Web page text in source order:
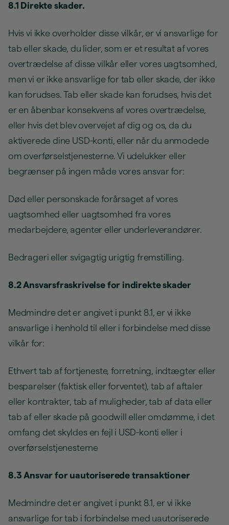
8.1 Direkte skader.
Hvis vi ikke overholder disse vilkår, er vi ansvarlige for
tab eller skade, du lider, som er et resultat af vores
overtrædelse af disse vilkår eller vores uagtsomhed,
men vi er ikke ansvarlige for tab eller skade, der ikke
kan forudses. Tab eller skade kan forudses, hvis det
er en åbenbar konsekvens af vores overtrædelse,
eller hvis det blev overvejet af dig og os, da du
aktiverede dine USD-konti, eller når du anmodede
om overførselstjenesterne. Vi udelukker eller
begrænser på ingen måde vores ansvar for:
Død eller personskade forårsaget af vores
uagtsomhed eller uagtsomhed fra vores
medarbejdere, agenter eller underleverandører.
Bedrageri eller svigagtig urigtig fremstilling.
8.2 Ansvarsfraskrivelse for indirekte skader
Medmindre det er angivet i punkt 8.1, er vi ikke
ansvarlige i henhold til eller i forbindelse med disse
vilkår for:
Ethvert tab af fortjeneste, forretning, indtægter eller
besparelser (faktisk eller forventet), tab af aftaler
eller kontrakter, tab af muligheder, tab af data eller
tab af eller skade på goodwill eller omdømme, i det
omfang det skyldes en fejl i USD-konti eller i
overførselstjenesterne
8.3 Ansvar for uautoriserede transaktioner
Medmindre det er angivet i punkt 8.1, er vi ikke
ansvarlige for tab i forbindelse med uautoriserede